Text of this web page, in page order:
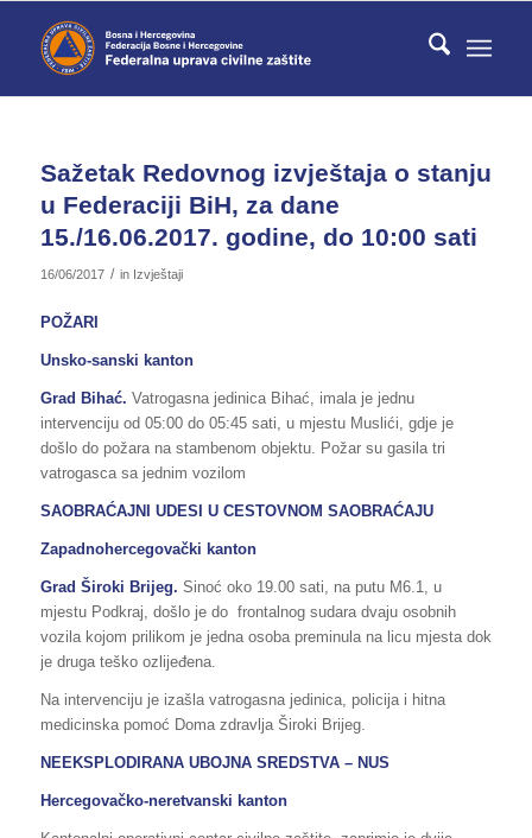
Sažetak Redovnog izvještaja o stanju
u Federaciji BiH, za dane
15./16.06.2017. godine, do 10:00 sati
16/06/2017 / in Izvještaji
POŽARI
Unsko-sanski kanton
Grad Bihać. Vatrogasna jedinica Bihać, imala je jednu
intervenciju od 05:00 do 05:45 sati, u mjestu Muslići, gdje je
došlo do požara na stambenom objektu. Požar su gasila tri
vatrogasca sa jednim vozilom
SAOBRAĆAJNI UDESI U CESTOVNOM SAOBRAĆAJU
Zapadnohercegovački kanton
Grad Široki Brijeg. Sinoć oko 19.00 sati, na putu M6.1, u
mjestu Podkraj, došlo je do frontalnog sudara dvaju osobnih
vozila kojom prilikom je jedna osoba preminula na licu mjesta dok
je druga teško ozlijeđena.
Na intervenciju je izašla vatrogasna jedinica, policija i hitna
medicinska pomoć Doma zdravlja Široki Brijeg.
NEEKSPLODIRANA UBOJNA SREDSTVA – NUS
Hercegovačko-neretvanski kanton